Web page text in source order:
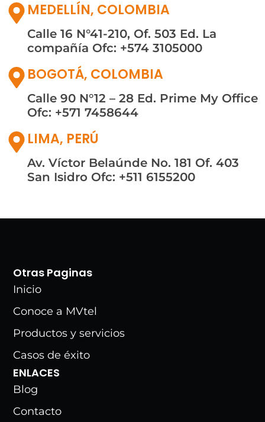
MEDELLÍN, COLOMBIA
Calle 16 N°41-210, Of. 503 Ed. La
compañía Ofc: +574 3105000
BOGOTÁ, COLOMBIA
Calle 90 N°12 – 28 Ed. Prime My Office
Ofc: +571 7458644
LIMA, PERÚ
Av. Víctor Belaúnde No. 181 Of. 403
San Isidro Ofc: +511 6155200
Otras Paginas
Inicio
Conoce a MVtel
Productos y servicios
Casos de éxito
ENLACES
Blog
Contacto